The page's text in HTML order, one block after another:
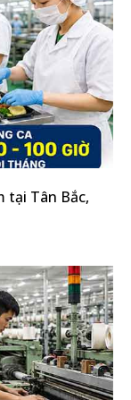
tại Tân Bắc,